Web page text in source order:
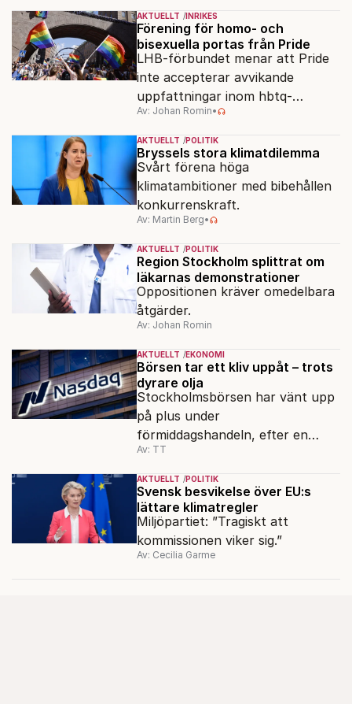
AKTUELLT INRIKES
Förening för homo- och
bisexuella portas från Pride
LHB-förbundet menar att Pride
inte accepterar avvikande
uppfattningar inom hbtq-
rörelsen. "Vi har inga problem
med transpersoner", säger
ordföranden Linn Saarinen.
Av: Johan Romin•
AKTUELLT POLITIK
Bryssels stora klimatdilemma
Svårt förena höga
klimatambitioner med bibehållen
konkurrenskraft.
Av: Martin Berg•
AKTUELLT POLITIK
Region Stockholm splittrat om
läkarnas demonstrationer
Oppositionen kräver omedelbara
åtgärder.
Av: Johan Romin
AKTUELLT EKONOMI
Börsen tar ett kliv uppåt – trots
dyrare olja
Stockholmsbörsen har vänt upp
på plus under
förmiddagshandeln, efter en
inledning nedåt – trots ett högre
oljepris och AI-oro.
Av: TT
AKTUELLT POLITIK
Svensk besvikelse över EU:s
lättare klimatregler
Miljöpartiet: ”Tragiskt att
kommissionen viker sig.”
Av: Cecilia Garme